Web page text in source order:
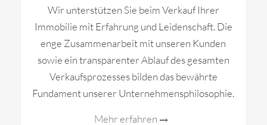
Wir unterstützen Sie beim Verkauf Ihrer
Immobilie mit Erfahrung und Leidenschaft. Die
enge Zusammenarbeit mit unseren Kunden
sowie ein transparenter Ablauf des gesamten
Verkaufsprozesses bilden das bewährte
Fundament unserer Unternehmensphilosophie.
Mehr erfahren